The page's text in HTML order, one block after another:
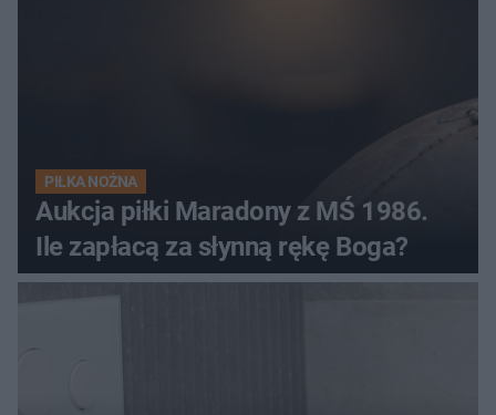
PIŁKA NOŻNA
Aukcja piłki Maradony z MŚ 1986.
Ile zapłacą za słynną rękę Boga?